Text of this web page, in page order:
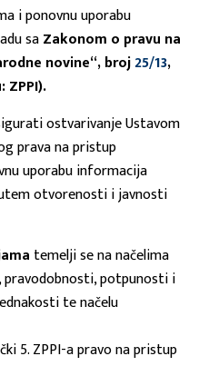
i ponovnu uporabu
saZakonom o pravu na
novine“, broj25/13,
ZPPI).
ostvarivanje Ustavom
prava na pristup
uporabu informacija
otvorenosti i javnosti
temelji se na načelima
potpunosti i
te načelu
5. ZPPI-a pravo na pristup